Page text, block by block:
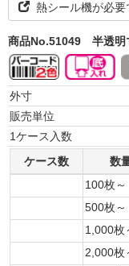
熱シール機が必要
商品No.51049 半透明
外寸
販売単位
1ケース入数
ケース数
数
100枚～
500枚～
1,000枚
2,000枚